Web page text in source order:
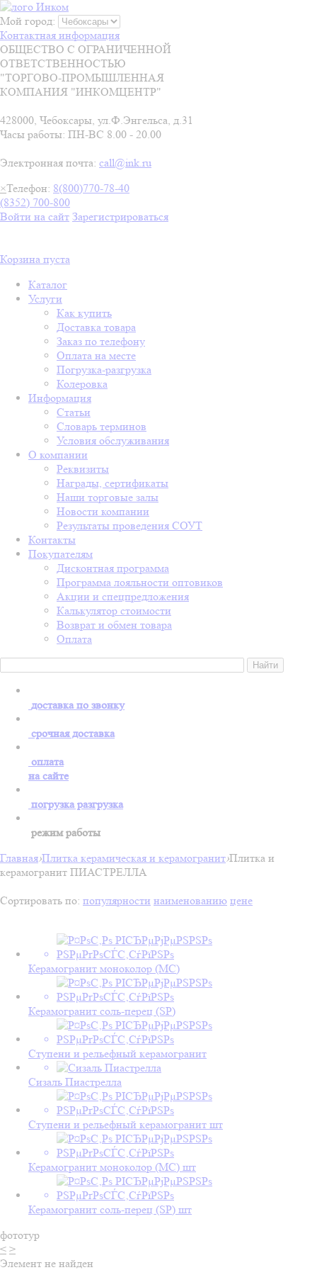
Мой город:
Контактная информация
ОБЩЕСТВО С ОГРАНИЧЕННОЙ
ОТВЕТСТВЕННОСТЬЮ
"ТОРГОВО-ПРОМЫШЛЕННАЯ
КОМПАНИЯ "ИНКОМЦЕНТР"
428000, Чебоксары, ул.Ф.Энгельса, д.31
Часы работы: ПН-ВС 8.00 - 20.00
Электронная почта: call@ink.ru
×Телефон: 8(800)770-78-40
(8352) 700-800
Войти на сайт Зарегистрироваться
Корзина пуста
Каталог
Услуги
Как купить
Доставка товара
Заказ по телефону
Оплата на месте
Погрузка-разгрузка
Колеровка
Информация
Статьи
Словарь терминов
Условия обслуживания
О компании
Реквизиты
Награды, сертификаты
Наши торговые залы
Новости компании
Результаты проведения СОУТ
Контакты
Покупателям
Дисконтная программа
Программа лояльности оптовиков
Акции и спецпредложения
Калькулятор стоимости
Возврат и обмен товара
Оплата
доставка по звонку
срочная доставка
оплата
на сайте
погрузка разгрузка
режим работы
Главная›Плитка керамическая и керамогранит›Плитка и
керамогранит ПИАСТРЕЛЛА
Сортировать по: популярности наименованию цене
Керамогранит моноколор (MC)
Керамогранит соль-перец (SP)
Ступени и рельефный керамогранит
Сизаль Пиастрелла
Ступени и рельефный керамогранит шт
Керамогранит моноколор (MC) шт
Керамогранит соль-перец (SP) шт
фототур
< >
Элемент не найден